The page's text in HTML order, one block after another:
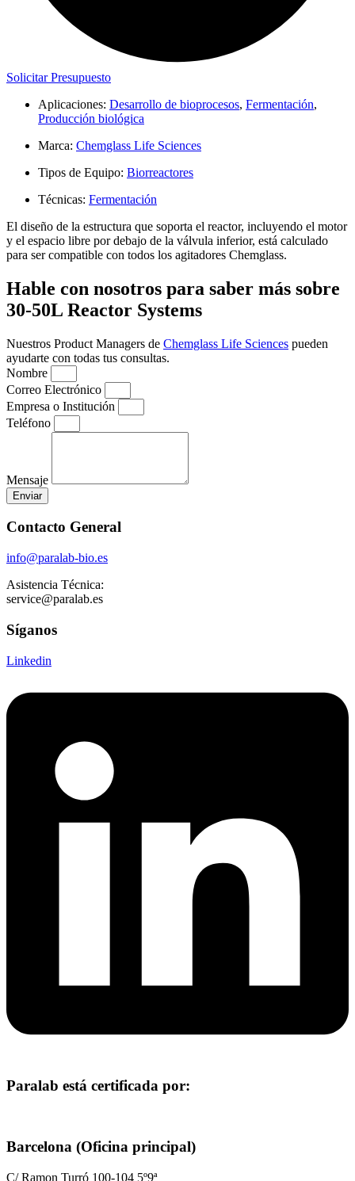
Solicitar Presupuesto
Aplicaciones: Desarrollo de bioprocesos, Fermentación,
Producción biológica
Marca: Chemglass Life Sciences
Tipos de Equipo: Biorreactores
Técnicas: Fermentación
El diseño de la estructura que soporta el reactor, incluyendo el motor
y el espacio libre por debajo de la válvula inferior, está calculado
para ser compatible con todos los agitadores Chemglass.
Hable con nosotros para saber más sobre
30-50L Reactor Systems
Nuestros Product Managers de Chemglass Life Sciences pueden
ayudarte con todas tus consultas.
Nombre
Correo Electrónico
Empresa o Institución
Teléfono
Mensaje
Enviar
Contacto General
info@paralab-bio.es
Asistencia Técnica:
service@paralab.es
Síganos
Linkedin
Paralab está certificada por:
Barcelona (Oficina principal)
C/ Ramon Turró 100-104 5º9ª